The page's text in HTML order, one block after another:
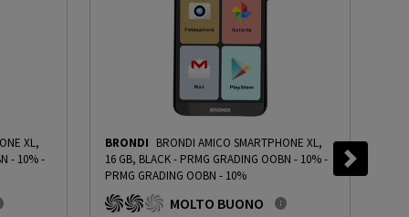
XL,
- 10%-
BRONDI BRONDI AMICO SMARTPHONE XL,
16 GB, BLACK - PRMG GRADING OOBN - 10%-
PRMG GRADING OOBN - 10%
MOLTO BUONO